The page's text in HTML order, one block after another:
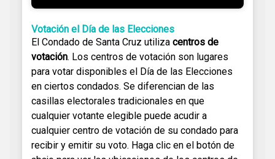
Votación el Día de las Elecciones
El Condado de Santa Cruz utiliza centros de
votación. Los centros de votación son lugares
para votar disponibles el Día de las Elecciones
en ciertos condados. Se diferencian de las
casillas electorales tradicionales en que
cualquier votante elegible puede acudir a
cualquier centro de votación de su condado para
recibir y emitir su voto. Haga clic en el botón de